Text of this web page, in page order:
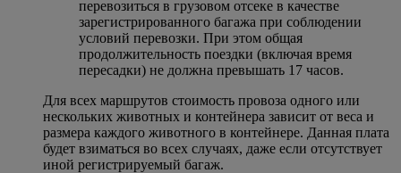
перевозиться в грузовом отсеке в качестве
зарегистрированного багажа при соблюдении
условий перевозки. При этом общая
продолжительность поездки (включая время
пересадки) не должна превышать 17 часов.
Для всех маршрутов стоимость провоза одного или
нескольких животных и контейнера зависит от веса и
размера каждого животного в контейнере. Данная плата
будет взиматься во всех случаях, даже если отсутствует
иной регистрируемый багаж.